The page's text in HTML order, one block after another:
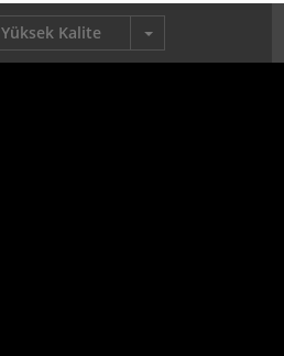
Yüksek Kalite